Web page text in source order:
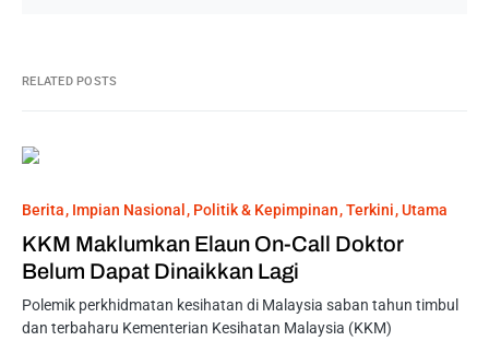
RELATED POSTS
Berita Impian Nasional Politik & Kepimpinan Terkini Utama
KKM Maklumkan Elaun On-Call Doktor
Belum Dapat Dinaikkan Lagi
Polemik perkhidmatan kesihatan di Malaysia saban tahun timbul
dan terbaharu Kementerian Kesihatan Malaysia (KKM)